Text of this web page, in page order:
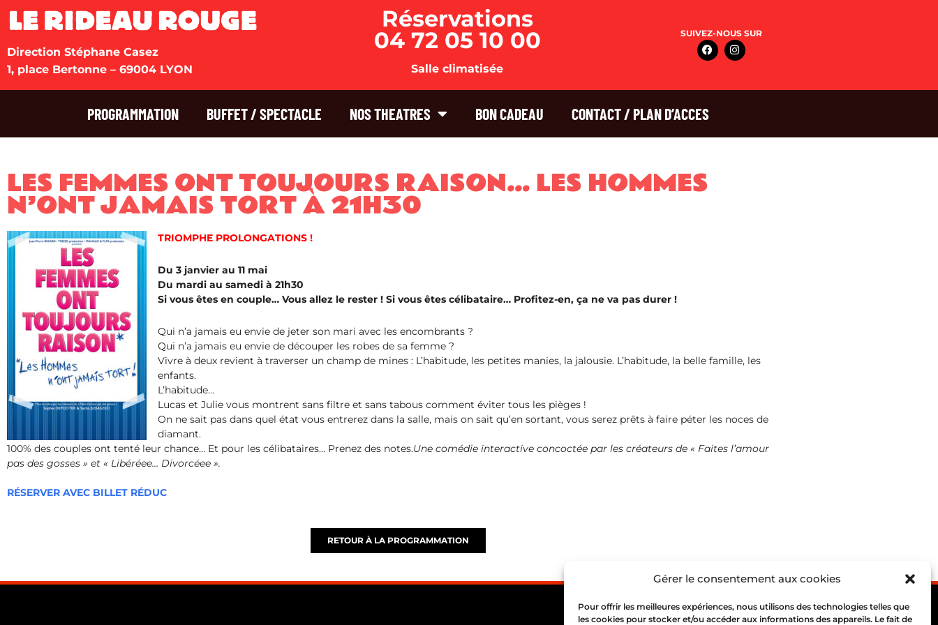
Gérer le consentement aux cookies
Pour offrir les meilleures expériences, nous utilisons des technologies telles que
les cookies pour stocker et/ou accéder aux informations des appareils. Le fait de
Direction Stéphane Casez
1, place Bertonne – 69004 LYON
Réservations
04 72 05 10 00
Salle climatisée
SUIVEZ-NOUS SUR
PROGRAMMATION BUFFET / SPECTACLE NOS THEATRES BON CADEAU CONTACT / PLAN D’ACCES
LES FEMMES ONT TOUJOURS RAISON… LES HOMMES
N’ONT JAMAIS TORT À 21H30
TRIOMPHE PROLONGATIONS !
Du 3 janvier au 11 mai
Du mardi au samedi à 21h30
Si vous êtes en couple… Vous allez le rester ! Si vous êtes célibataire… Profitez-en, ça ne va pas durer !
Qui n’a jamais eu envie de jeter son mari avec les encombrants ?
Qui n’a jamais eu envie de découper les robes de sa femme ?
Vivre à deux revient à traverser un champ de mines : L’habitude, les petites manies, la jalousie. L’habitude, la belle famille, les
enfants.
L’habitude…
Lucas et Julie vous montrent sans filtre et sans tabous comment éviter tous les pièges !
On ne sait pas dans quel état vous entrerez dans la salle, mais on sait qu’en sortant, vous serez prêts à faire péter les noces de
diamant.
100% des couples ont tenté leur chance… Et pour les célibataires… Prenez des notes.Une comédie interactive concoctée par les créateurs de « Faites l’amour
pas des gosses » et « Libéréee… Divorcéee ».
RÉSERVER AVEC BILLET RÉDUC
RETOUR À LA PROGRAMMATION